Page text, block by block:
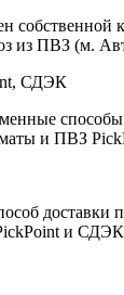
собственной
из ПВЗ (м.
СДЭК
способы
и ПВЗ
доставки
и